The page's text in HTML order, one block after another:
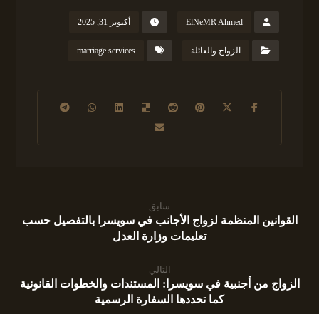
ElNeMR Ahmed أكتوبر 31, 2025
الزواج والعائلة marriage services
سابق
القوانين المنظمة لزواج الأجانب في سويسرا بالتفصيل حسب
تعليمات وزارة العدل
التالي
الزواج من أجنبية في سويسرا: المستندات والخطوات القانونية
كما تحددها السفارة الرسمية